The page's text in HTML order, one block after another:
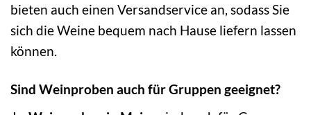
bieten auch einen Versandservice an, sodass Sie
sich die Weine bequem nach Hause liefern lassen
können.
Sind Weinproben auch für Gruppen geeignet?